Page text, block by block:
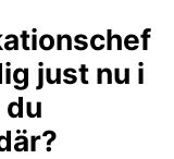
just nu i
du